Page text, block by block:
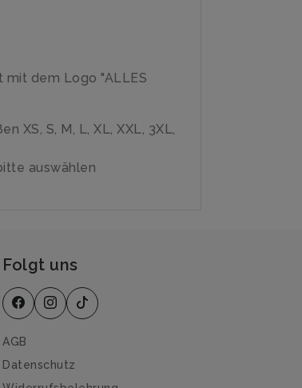
dem Logo "ALLES
XS, S, M, L, XL, XXL, 3XL,
auswählen
Folgt uns
AGB
Datenschutz